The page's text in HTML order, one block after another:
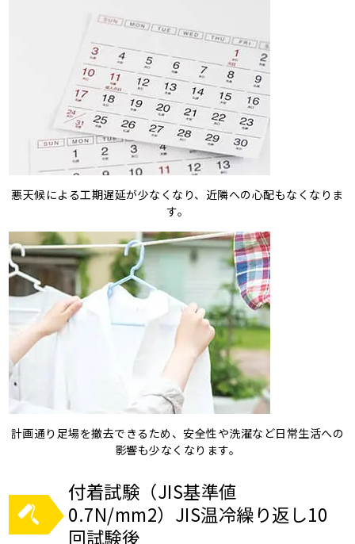
悪天候による工期遅延が少なくなり、近隣への心配もなくなりま
す。
計画通り足場を撤去できるため、安全性や洗濯など日常生活への
影響も少なくなります。
付着試験（JIS基準値
0.7N/mm2）JIS温冷繰り返し10
回試験後